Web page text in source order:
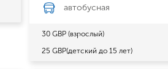
автобусная
30 GBP (взрослый)
25 GBP(детский до 15 лет)